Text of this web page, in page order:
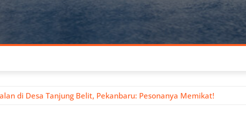
di Desa Tanjung Belit, Pekanbaru: Pesonanya Memikat!